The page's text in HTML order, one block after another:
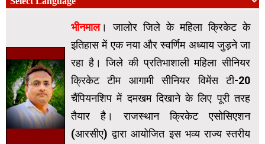
भीनमाल। जालोर जिले के महिला क्रिकेट के
इतिहास में एक नया और स्वर्णिम अध्याय जुड़ने जा
रहा है। जिले की प्रतिभाशाली महिला सीनियर
क्रिकेट टीम आगामी सीनियर विमेंस टी-20
चैंपियनशिप में दमखम दिखाने के लिए पूरी तरह
तैयार है। राजस्थान क्रिकेट एसोसिएशन
(आरसीए) द्वारा आयोजित इस भव्य राज्य स्तरीय